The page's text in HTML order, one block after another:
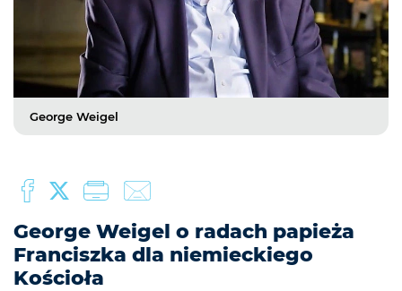
George Weigel
George Weigel o radach papieża
Franciszka dla niemieckiego
Kościoła